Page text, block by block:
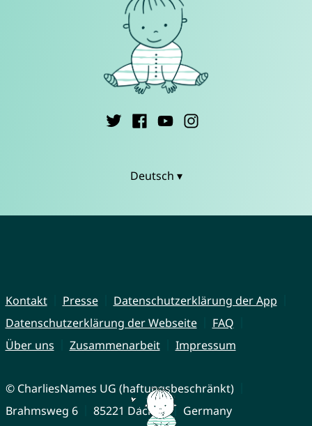
Deutsch ▾
Kontakt Presse
Datenschutzerklärung der App
Datenschutzerklärung der Webseite
FAQ
Über uns
Zusammenarbeit Impressum
© CharliesNames UG (haftungsbeschränkt)
Brahmsweg 6
85221 Dachau Germany